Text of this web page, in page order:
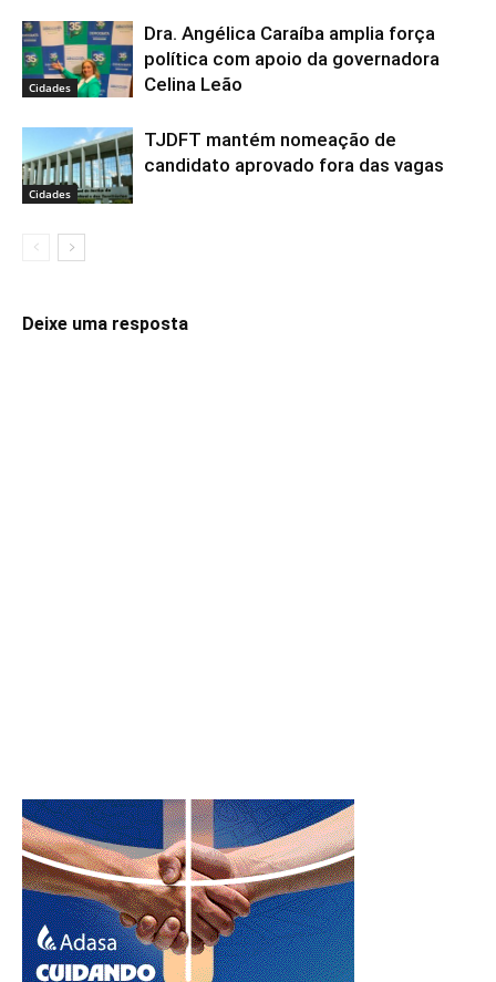
Cidades
Dra. Angélica Caraíba amplia força
política com apoio da governadora
Celina Leão
Cidades
TJDFT mantém nomeação de
candidato aprovado fora das vagas
Deixe uma resposta